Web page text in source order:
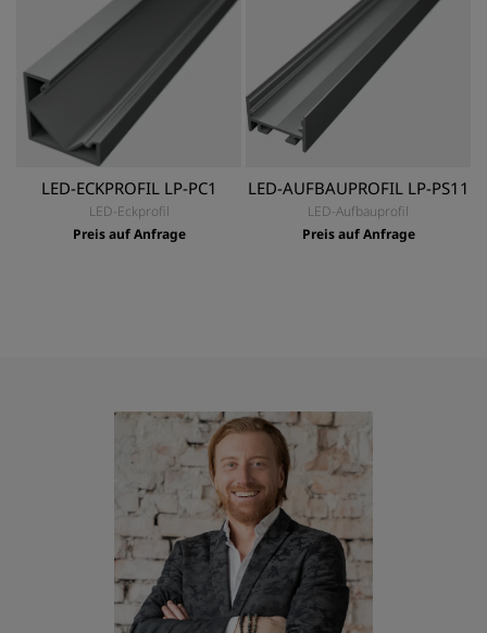
LED-ECKPROFIL LP-PC1
LED-Eckprofil
Preis auf Anfrage
LED-AUFBAUPROFIL LP-PS11
LED-Aufbauprofil
Preis auf Anfrage